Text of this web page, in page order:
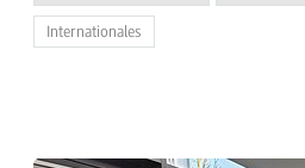
Internationales